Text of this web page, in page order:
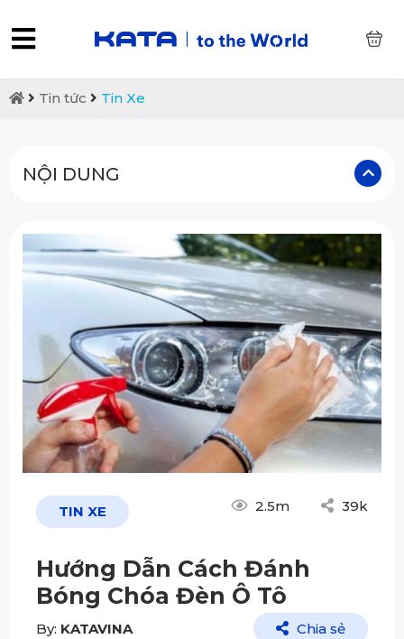
Tin tức Tin Xe
NỘI DUNG
TIN XE 2.5m 39k
Hướng Dẫn Cách Đánh
Bóng Chóa Đèn Ô Tô
By: KATAVINA
Chia sẻ